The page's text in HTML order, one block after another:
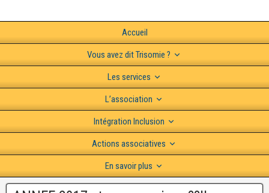
Accueil
Vous avez dit Trisomie ?
Les services
L’association
Intégration Inclusion
Actions associatives
En savoir plus